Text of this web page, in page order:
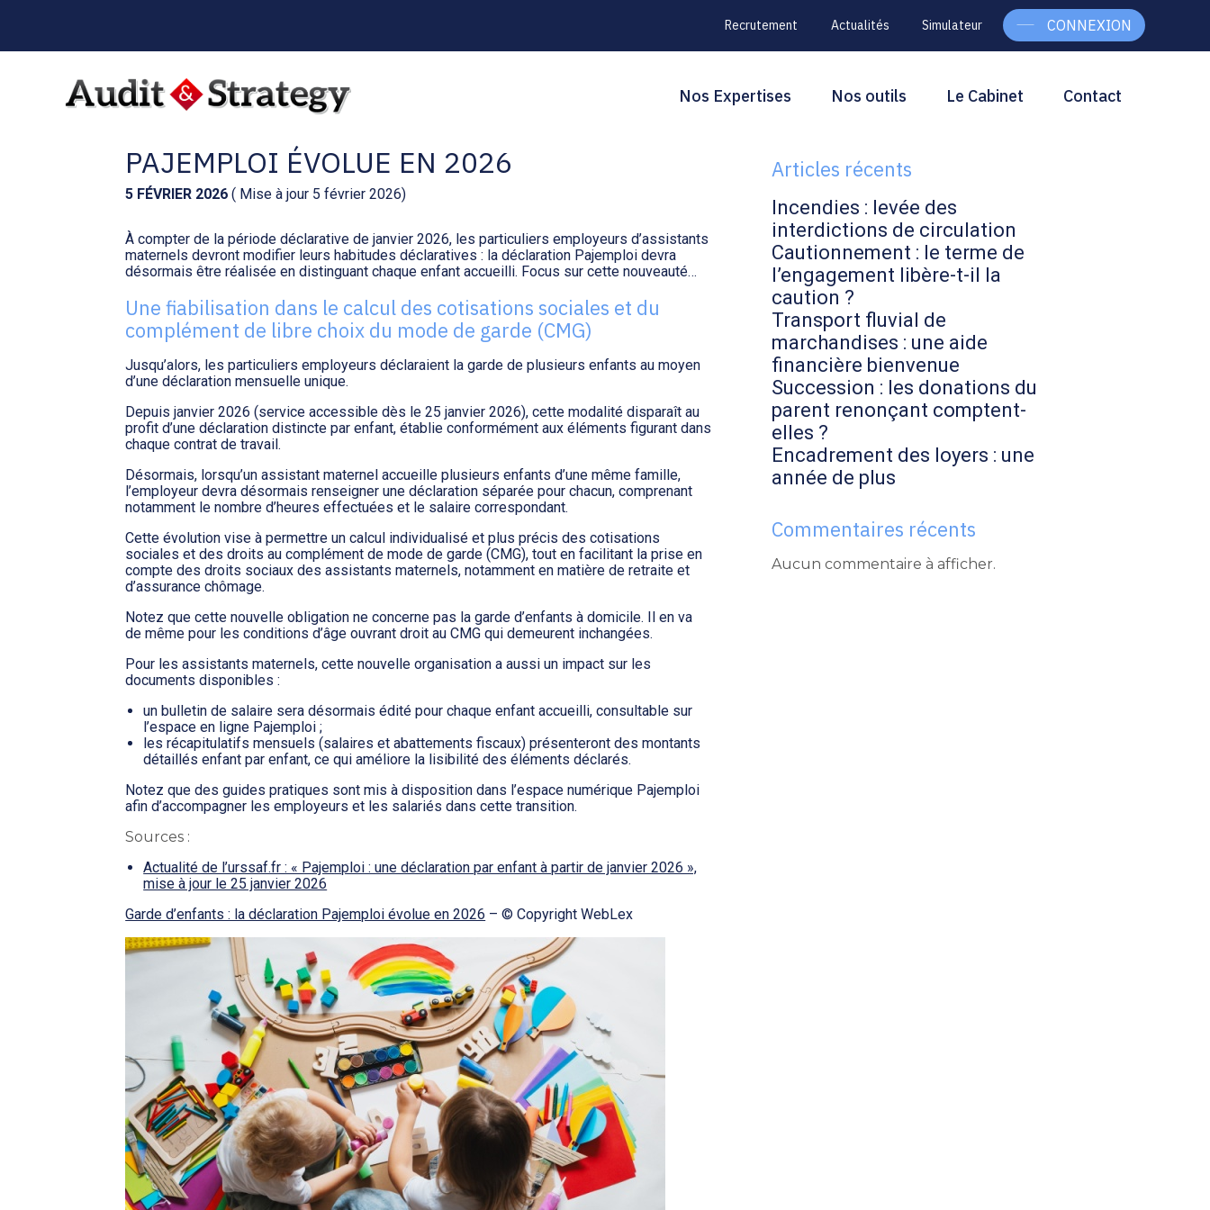
sub-
header
Recrutement Actualités Simulateur CONNEXION
Aller
Principal
Nos Expertises Nos outils Le Cabinet Contact
PAJEMPLOI ÉVOLUE EN 2026
5 FÉVRIER 2026 ( Mise à jour 5 février 2026)
À compter de la période déclarative de janvier 2026, les particuliers employeurs d’assistants
maternels devront modifier leurs habitudes déclaratives : la déclaration Pajemploi devra
désormais être réalisée en distinguant chaque enfant accueilli. Focus sur cette nouveauté…
Une fiabilisation dans le calcul des cotisations sociales et du
complément de libre choix du mode de garde (CMG)
Jusqu’alors, les particuliers employeurs déclaraient la garde de plusieurs enfants au moyen
d’une déclaration mensuelle unique.
Depuis janvier 2026 (service accessible dès le 25 janvier 2026), cette modalité disparaît au
profit d’une déclaration distincte par enfant, établie conformément aux éléments figurant dans
chaque contrat de travail.
Désormais, lorsqu’un assistant maternel accueille plusieurs enfants d’une même famille,
l’employeur devra désormais renseigner une déclaration séparée pour chacun, comprenant
notamment le nombre d’heures effectuées et le salaire correspondant.
Cette évolution vise à permettre un calcul individualisé et plus précis des cotisations
sociales et des droits au complément de mode de garde (CMG), tout en facilitant la prise en
compte des droits sociaux des assistants maternels, notamment en matière de retraite et
d’assurance chômage.
Notez que cette nouvelle obligation ne concerne pas la garde d’enfants à domicile. Il en va
de même pour les conditions d’âge ouvrant droit au CMG qui demeurent inchangées.
Pour les assistants maternels, cette nouvelle organisation a aussi un impact sur les
documents disponibles :
un bulletin de salaire sera désormais édité pour chaque enfant accueilli, consultable sur
l’espace en ligne Pajemploi ;
les récapitulatifs mensuels (salaires et abattements fiscaux) présenteront des montants
détaillés enfant par enfant, ce qui améliore la lisibilité des éléments déclarés.
Notez que des guides pratiques sont mis à disposition dans l’espace numérique Pajemploi
afin d’accompagner les employeurs et les salariés dans cette transition.
Sources :
Actualité de l’urssaf.fr : « Pajemploi : une déclaration par enfant à partir de janvier 2026 »,
mise à jour le 25 janvier 2026
Garde d’enfants : la déclaration Pajemploi évolue en 2026 – © Copyright WebLex
Blog
Rechercher
Articles récents
Incendies : levée des
interdictions de circulation
Cautionnement : le terme de
l’engagement libère-t-il la
caution ?
Transport fluvial de
marchandises : une aide
financière bienvenue
Succession : les donations du
parent renonçant comptent-
elles ?
Encadrement des loyers : une
année de plus
Commentaires récents
Aucun commentaire à afficher.